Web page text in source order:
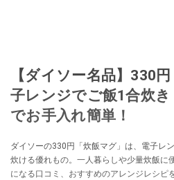
【ダイソー名品】330
子レンジでご飯1合炊
でお手入れ簡単！
ダイソーの330円「炊飯マグ」は、電子レ
炊ける優れもの。一人暮らしや少量炊飯に
になる口コミ、おすすめのアレンジレシピ